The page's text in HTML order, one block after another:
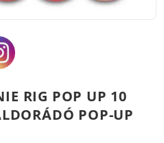
RIG POP UP 10
POP-UP